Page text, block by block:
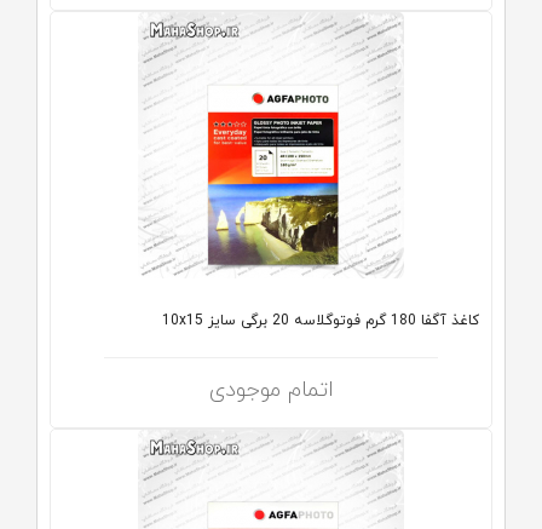
کاغذ آگفا 180 گرم فوتوگلاسه 20 برگی سایز 10x15
اتمام موجودی